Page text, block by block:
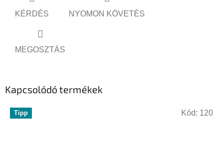
KÉRDÉS NYOMON KÖVETÉS
MEGOSZTÁS
Kapcsolódó termékek
Tipp Kód: 120